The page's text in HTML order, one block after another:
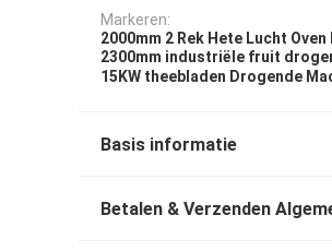
Markeren:
2000mm 2 Rek Hete Lucht Oven
2300mm industriële fruit
15KW theebladen Drogende
Basis informatie
Betalen & Verzenden